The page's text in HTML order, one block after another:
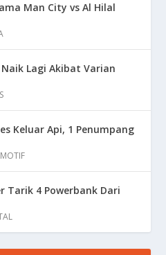
Man City vs Al Hilal
Naik Lagi Akibat Varian
Keluar Api, 1 Penumpang
Tarik 4 Powerbank Dari